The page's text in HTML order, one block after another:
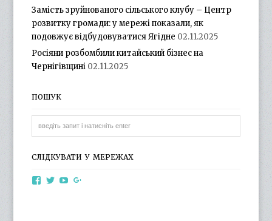
Замість зруйнованого сільського клубу – Центр
розвитку громади: у мережі показали, як
подовжує відбудовуватися Ягідне 02.11.2025
Росіяни розбомбили китайський бізнес на
Чернігівщині 02.11.2025
ПОШУК
СЛІДКУВАТИ У МЕРЕЖАХ
ViewViewView